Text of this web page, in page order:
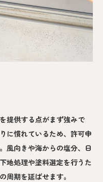
提供する点がまず強みで
に慣れているため、許可申
風向きや海からの塩分、日
地処理や塗料選定を行うた
周期を延ばせます。